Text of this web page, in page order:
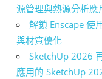
源管理與熱源分析應
解鎖 Enscape 使
與材質優化
SketchUp 2026
應用的 SketchUp